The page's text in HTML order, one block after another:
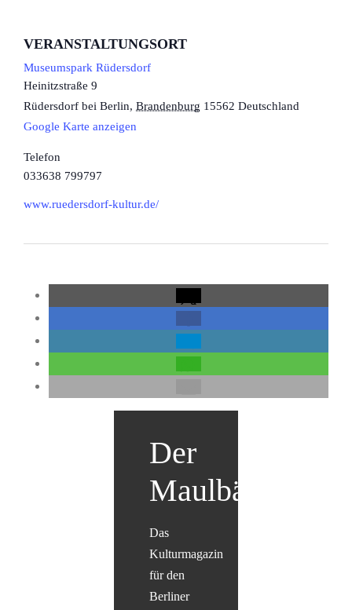
VERANSTALTUNGSORT
Museumspark Rüdersdorf
Heinitzstraße 9
Rüdersdorf bei Berlin, Brandenburg 15562 Deutschland
Google Karte anzeigen
Telefon
033638 799797
www.ruedersdorf-kultur.de/
Der
Maulbär
Das
Kulturmagazin
für den
Berliner